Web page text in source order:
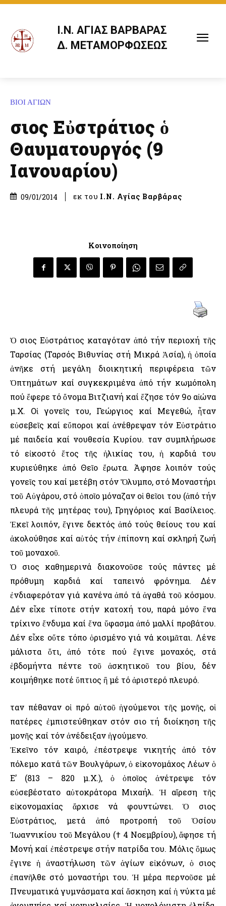
Ι.Ν. ΑΓΙΑΣ ΒΑΡΒΑΡΑΣ
Δ. ΜΕΤΑΜΟΡΦΩΣΕΩΣ
ΒΙΟΙ ΑΓΙΩΝ
Ὅσιος Εὐστράτιος ὁ
Θαυματουργός (9
Ιανουαρίου)
09/01/2014 εκ του Ι.Ν. Αγίας Βαρβάρας
Κοινοποίηση
Ὁ Ὅσιος Εὐστράτιος καταγόταν ἀπό τήν περιοχή τῆς
Ταρσίας (Ταρσός Βιθυνίας στή Μικρά Ἀσία), ἡ ὁποία
ἀνῆκε στή μεγάλη διοικητική περιφέρεια τῶν
Ὀπτημάτων καί συγκεκριμένα ἀπό τήν κωμόπολη
πού ἔφερε τό ὄνομα Βιτζιανή καί ἔζησε τόν 9ο αἰώνα
μ.Χ. Οἱ γονεῖς του, Γεώργιος καί Μεγεθώ, ἦταν
εὐσεβεῖς καί εὔποροι καί ἀνέθρεψαν τόν Εὐστράτιο
μέ παιδεία καί νουθεσία Κυρίου. Ὅταν συμπλήρωσε
τό εἰκοστό ἔτος τῆς ἡλικίας του, ἡ καρδιά του
κυριεύθηκε ἀπό Θεῖο ἔρωτα. Άφησε λοιπόν τούς
γονεῖς του καί μετέβη στόν Ὄλυμπο, στό Μοναστήρι
τοῦ Αὐγάρου, στό ὁποῖο μόναζαν οἱ θεῖοι του (ἀπό τήν
πλευρά τῆς μητέρας του), Γρηγόριος καί Βασίλειος.
Ἐκεῖ λοιπόν, ἔγινε δεκτός ἀπό τούς θείους του καί
ἀκολούθησε καί αὐτός τήν ἐπίπονη καί σκληρή ζωή
τοῦ μοναχοῦ.
Ὁ Ὅσιος καθημερινά διακονοῦσε τούς πάντες μέ
πρόθυμη καρδιά καί ταπεινό φρόνημα. Δέν
ἐνδιαφερόταν γιά κανένα ἀπό τά ἀγαθά τοῦ κόσμου.
Δέν εἶχε τίποτε στήν κατοχή του, παρά μόνο ἕνα
τρίχινο ἔνδυμα καί ἕνα ὕφασμα ἀπό μαλλί προβάτου.
Δέν εἶχε οὔτε τόπο ὁρισμένο γιά νά κοιμᾶται. Λένε
μάλιστα ὅτι, ἀπό τότε πού ἔγινε μοναχός, στά
ἑβδομήντα πέντε τοῦ ἀσκητικοῦ του βίου, δέν
κοιμήθηκε ποτέ ὕπτιος ἢ μέ τό ἀριστερό πλευρό.
Ὅταν πέθαναν οἱ πρό αὐτοῦ ἡγούμενοι τῆς μονῆς, οἱ
πατέρες ἐμπιστεύθηκαν στόν Ὅσιο τή διοίκηση τῆς
μονῆς καί τόν ἀνέδειξαν ἡγούμενο.
Ἐκεῖνο τόν καιρό, ἐπέστρεψε νικητής ἀπό τόν
πόλεμο κατά τῶν Βουλγάρων, ὁ εἰκονομάχος Λέων ὁ
Ε’ (813 – 820 μ.Χ.), ὁ ὁποῖος ἀνέτρεψε τόν
εὐσεβέστατο αὐτοκράτορα Μιχαήλ. Ἡ αἵρεση τῆς
εἰκονομαχίας ἄρχισε νά φουντώνει. Ὁ Ὅσιος
Εὐστράτιος, μετά ἀπό προτροπή τοῦ Ὁσίου
Ἰωαννικίου τοῦ Μεγάλου († 4 Νοεμβρίου), ἄφησε τή
Μονή καί ἐπέστρεψε στήν πατρίδα του. Μόλις ὅμως
ἔγινε ἡ ἀναστήλωση τῶν ἁγίων εἰκόνων, ὁ Ὅσιος
ἐπανῆλθε στό μοναστήρι του. Ἡ μέρα περνοῦσε μέ
Πνευματικά γυμνάσματα καί ἄσκηση καί ἡ νύκτα μέ